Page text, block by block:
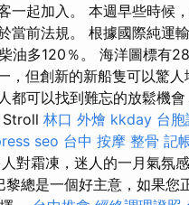
一起加入。 本週早些時候
當前法規。 根據國際純運
油多120％。 海洋圖標有
，但創新的新船隻可以驚
都可以找到難忘的放鬆機
Stroll 林口 外燴 kkday 台胞
seo 台中 按摩 整骨 記
對霜凍，迷人的一月氣氛
黎總是一個好主意，如果您